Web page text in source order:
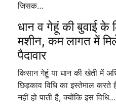
जिसक…
धान व गेहूं की बुवाई के
मशीन, कम लागत में
पैदावार
किसान गेहूं या धान की खेती में
छिड़काव विधि का इस्तेमाल
नहीं हो पाती है, क्योंकि इस विधि…